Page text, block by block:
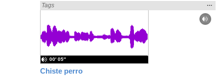
Chiste perro
Encontrado «Periódicos y revistas» en:
Tags
la
…
00′ 05″